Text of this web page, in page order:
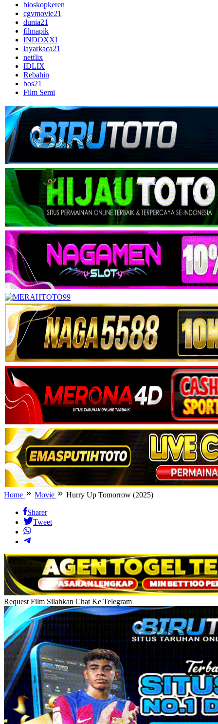
bioskopkeren
cgvmovie21
dunia21
filmapik
INDOXXI
layarkaca21
netflix
IDLIX
Rebahin
bos21
Film Semi
Home Movie Hurry Up Tomorrow (2025)
Sharer
Tweet
Request Film Silahkan Chat Ke Telegram